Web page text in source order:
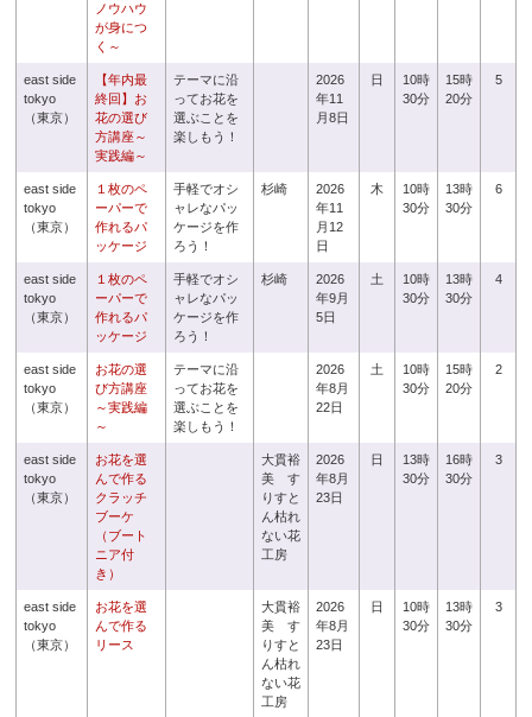
ノウハウ
が身につ
く～
east side
tokyo
（東京）
【年内最
終回】お
花の選び
方講座～
実践編～
テーマに沿
ってお花を
選ぶことを
楽しもう！
2026
年11
月8日
日
10時
30分
15時
20分
5
east side
tokyo
（東京）
１枚のペ
ーパーで
作れるパ
ッケージ
手軽でオシ
ャレなパッ
ケージを作
ろう！
杉崎
2026
年11
月12
日
木
10時
30分
13時
30分
6
east side
tokyo
（東京）
１枚のペ
ーパーで
作れるパ
ッケージ
手軽でオシ
ャレなパッ
ケージを作
ろう！
杉崎
2026
年9月
5日
土
10時
30分
13時
30分
4
east side
tokyo
（東京）
お花の選
び方講座
～実践編
～
テーマに沿
ってお花を
選ぶことを
楽しもう！
2026
年8月
22日
土
10時
30分
15時
20分
2
east side
tokyo
（東京）
お花を選
んで作る
クラッチ
ブーケ
（ブート
ニア付
き）
大貫裕
美 す
りすと
ん枯れ
ない花
工房
2026
年8月
23日
日
13時
30分
16時
30分
3
east side
tokyo
（東京）
お花を選
んで作る
リース
大貫裕
美 す
りすと
ん枯れ
ない花
工房
2026
年8月
23日
日
10時
30分
13時
30分
3